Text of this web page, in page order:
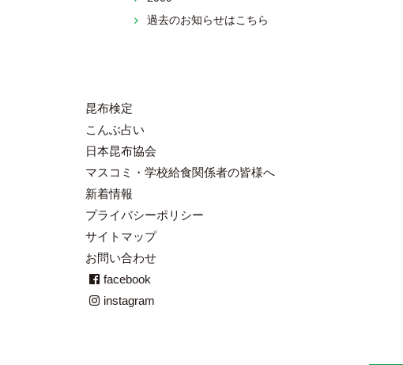
過去のお知らせはこちら
昆布検定
こんぶ占い
日本昆布協会
マスコミ・学校給食関係者の皆様へ
新着情報
プライバシーポリシー
サイトマップ
お問い合わせ
facebook
instagram